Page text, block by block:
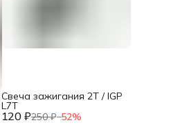
120 ₽250 ₽−52%
Свеча зажигания 2Т / IGP
L7T